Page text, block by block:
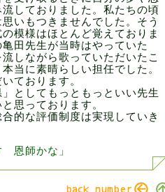
しておりました。私たちの頃
いもつきませんでした。そう
模様はほとんど覚えておりま
田先生が当時はやっていた
しながら歌っていただいたこ
当に素晴らしい担任でした。
ております。
としてもっともっといい先生
思っております。
的な評価制度は実現していき
恩師かな」